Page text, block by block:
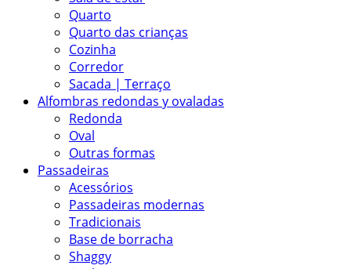
Quarto
Quarto das crianças
Cozinha
Corredor
Sacada | Terraço
Alfombras redondas y ovaladas
Redonda
Oval
Outras formas
Passadeiras
Acessórios
Passadeiras modernas
Tradicionais
Base de borracha
Shaggy